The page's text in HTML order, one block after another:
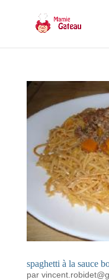
spaghetti à la sauce
par